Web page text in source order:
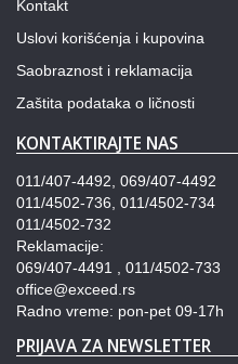
Kontakt
Uslovi korišćenja i kupovina
Saobraznost i reklamacija
Zaštita podataka o ličnosti
KONTAKTIRAJTE NAS
011/407-4492, 069/407-4492
011/4502-736, 011/4502-734
011/4502-732
Reklamacije:
069/407-4491 , 011/4502-733
office@exceed.rs
Radno vreme: pon-pet 09-17h
PRIJAVA ZA NEWSLETTER